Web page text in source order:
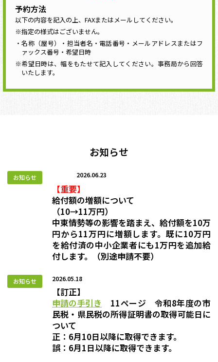
予約方法
以下の内容を記入の上、FAXまたはメールしてください。
※指定の様式はございません。
・名称（屋号）・担当者名・電話番号・メールアドレスまたはフ
ァックス番号・希望日時
※希望日時は、幅をもたせて記入してください。事務局から回答
いたします。
お知らせ
2026.06.23
【重要】
給付額の増額について
（10→11万円）
中東情勢等の影響を踏まえ、給付額を10万
円から11万円に増額します。既に10万円
を給付済の中小企業者にも1万円を追加給
付します。（別途申請不要）
2026.05.18
【訂正】
申請の手引き 11ページ 令和8年度の市
民税・県民税の所得証明書の取得可能日に
ついて
正：6月10日以降に取得できます。
誤：6月1日以降に取得できます。